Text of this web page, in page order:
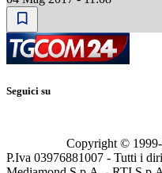
Seguici su
Copyright © 1999-
P.Iva 03976881007 - Tutti i